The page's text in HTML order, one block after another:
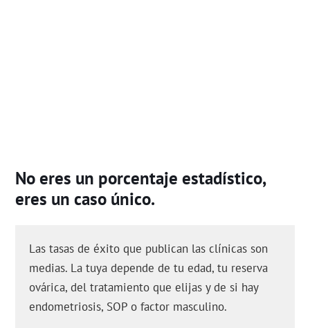
No eres un porcentaje estadístico,
eres un caso único.
Las tasas de éxito que publican las clínicas son
medias. La tuya depende de tu edad, tu reserva
ovárica, del tratamiento que elijas y de si hay
endometriosis, SOP o factor masculino.